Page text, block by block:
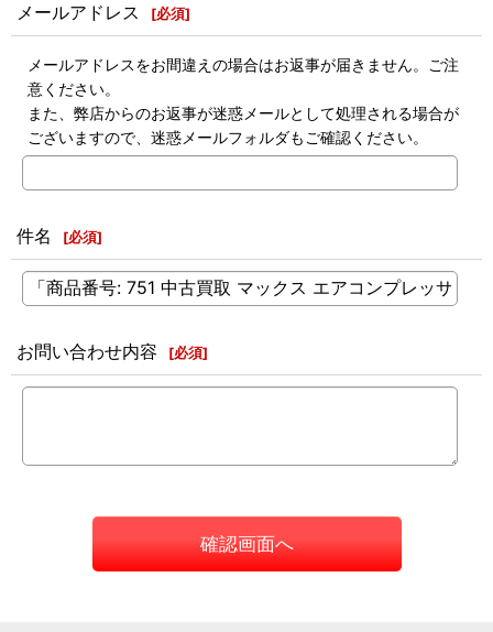
メールアドレス [必須]
メールアドレスをお間違えの場合はお返事が届きません。ご注
意ください。
また、弊店からのお返事が迷惑メールとして処理される場合が
ございますので、迷惑メールフォルダもご確認ください。
件名 [必須]
お問い合わせ内容 [必須]
確認画面へ